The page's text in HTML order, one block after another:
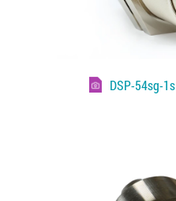
DSP-54sg-1s